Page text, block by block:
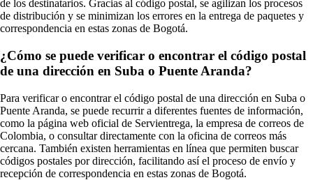
de los destinatarios. Gracias al código postal, se agilizan los procesos
de distribución y se minimizan los errores en la entrega de paquetes y
correspondencia en estas zonas de Bogotá.
¿Cómo se puede verificar o encontrar el código postal
de una dirección en Suba o Puente Aranda?
Para verificar o encontrar el código postal de una dirección en Suba o
Puente Aranda, se puede recurrir a diferentes fuentes de información,
como la página web oficial de Servientrega, la empresa de correos de
Colombia, o consultar directamente con la oficina de correos más
cercana. También existen herramientas en línea que permiten buscar
códigos postales por dirección, facilitando así el proceso de envío y
recepción de correspondencia en estas zonas de Bogotá.